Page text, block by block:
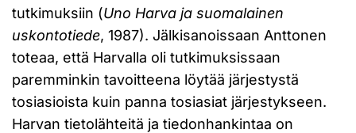
tutkimuksiin (Uno Harva ja suomalainen
uskontotiede, 1987). Jälkisanoissaan Anttonen
toteaa, että Harvalla oli tutkimuksissaan
paremminkin tavoitteena löytää järjestystä
tosiasioista kuin panna tosiasiat järjestykseen.
Harvan tietolähteitä ja tiedonhankintaa on